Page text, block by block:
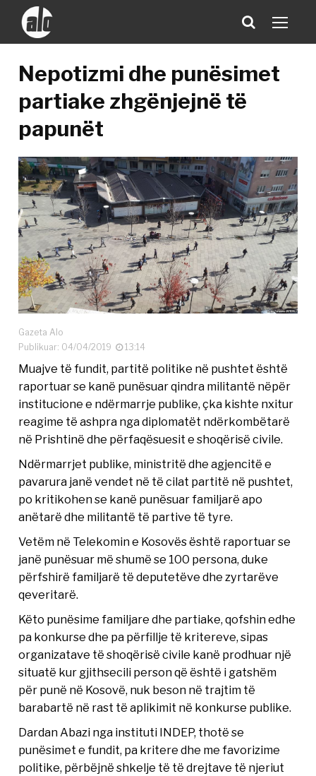
Nepotizmi dhe punësimet
partiake zhgënjejnë të
papunët
Gazeta Alo
Publikuar: 04/04/2019
13:14
Muajve të fundit, partitë politike në pushtet është
raportuar se kanë punësuar qindra militantë nëpër
institucione e ndërmarrje publike, çka kishte nxitur
reagime të ashpra nga diplomatët ndërkombëtarë
në Prishtinë dhe përfaqësuesit e shoqërisë civile.
Ndërmarrjet publike, ministritë dhe agjencitë e
pavarura janë vendet në të cilat partitë në pushtet,
po kritikohen se kanë punësuar familjarë apo
anëtarë dhe militantë të partive të tyre.
Vetëm në Telekomin e Kosovës është raportuar se
janë punësuar më shumë se 100 persona, duke
përfshirë familjarë të deputetëve dhe zyrtarëve
qeveritarë.
Këto punësime familjare dhe partiake, qofshin edhe
pa konkurse dhe pa përfillje të kritereve, sipas
organizatave të shoqërisë civile kanë prodhuar një
situatë kur gjithsecili person që është i gatshëm
për punë në Kosovë, nuk beson në trajtim të
barabartë në rast të aplikimit në konkurse publike.
Dardan Abazi nga instituti INDEP, thotë se
punësimet e fundit, pa kritere dhe me favorizime
politike, përbëjnë shkelje të të drejtave të njeriut